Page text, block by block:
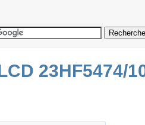
23HF5474/